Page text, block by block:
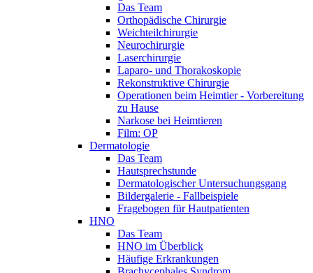
Das Team
Orthopädische Chirurgie
Weichteilchirurgie
Neurochirurgie
Laserchirurgie
Laparo- und Thorakoskopie
Rekonstruktive Chirurgie
Operationen beim Heimtier - Vorbereitung
zu Hause
Narkose bei Heimtieren
Film: OP
Dermatologie
Das Team
Hautsprechstunde
Dermatologischer Untersuchungsgang
Bildergalerie - Fallbeispiele
Fragebogen für Hautpatienten
HNO
Das Team
HNO im Überblick
Häufige Erkrankungen